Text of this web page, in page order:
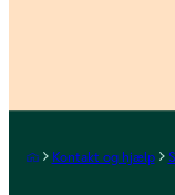
Forside
Kontakt og hjælp